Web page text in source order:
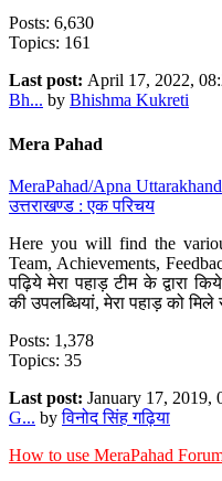
Posts: 6,630
Topics: 161
Last post: April 17, 2022,
Bh... by Bhishma Kukreti
Mera Pahad
MeraPahad/Apna
उत्तराखण्ड : एक परिचय
Here you will find the
Team, Achievements,
पढ़िये मेरा पहाड़ टीम के द्वारा
की उपलब्धियां, मेरा पहाड़ को
Posts: 1,378
Topics: 35
Last post: January 17, 2019,
G... byविनोद सिंह गढ़िया
How to use MeraPahad